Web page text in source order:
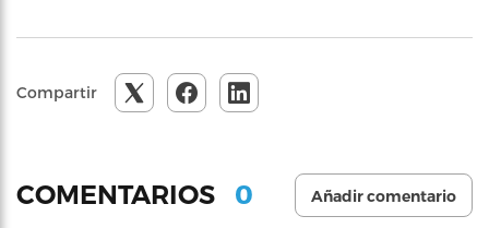
Compartir
COMENTARIOS 0 Añadir comentario